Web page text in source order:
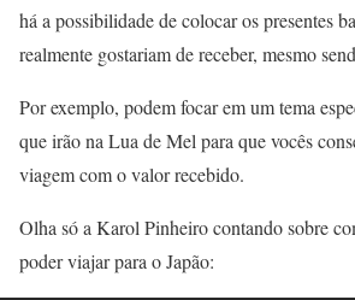
há a possibilidade de colocar os presentes
realmente gostariam de receber, mesmo
Por exemplo, podem focar em um tema
que irão na Lua de Mel para que vocês
viagem com o valor recebido.
Olha só a Karol Pinheiro contando sobre
poder viajar para o Japão: